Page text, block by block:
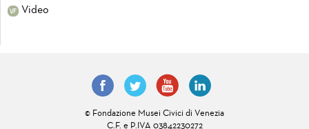
Video
© Fondazione Musei Civici di Venezia
C.F. e P.IVA 03842230272